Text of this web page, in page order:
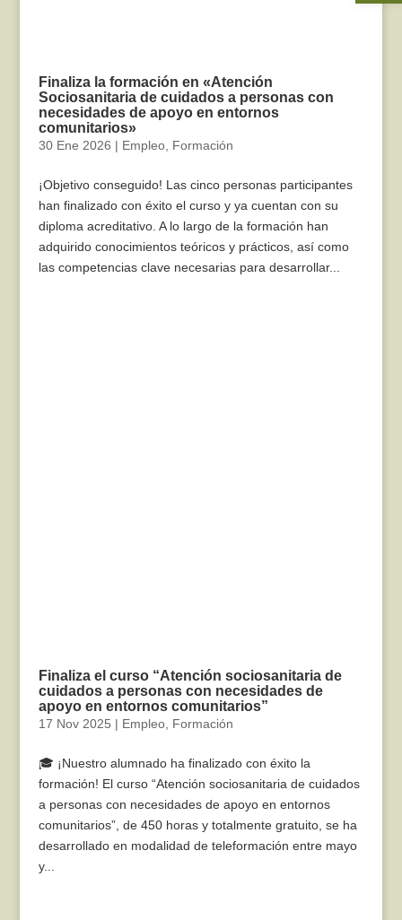
Finaliza la formación en «Atención
Sociosanitaria de cuidados a personas con
necesidades de apoyo en entornos
comunitarios»
30 Ene 2026 | Empleo, Formación
¡Objetivo conseguido! Las cinco personas participantes
han finalizado con éxito el curso y ya cuentan con su
diploma acreditativo. A lo largo de la formación han
adquirido conocimientos teóricos y prácticos, así como
las competencias clave necesarias para desarrollar...
Finaliza el curso “Atención sociosanitaria de
cuidados a personas con necesidades de
apoyo en entornos comunitarios”
17 Nov 2025 | Empleo, Formación
🎓 ¡Nuestro alumnado ha finalizado con éxito la
formación! El curso “Atención sociosanitaria de cuidados
a personas con necesidades de apoyo en entornos
comunitarios”, de 450 horas y totalmente gratuito, se ha
desarrollado en modalidad de teleformación entre mayo
y...